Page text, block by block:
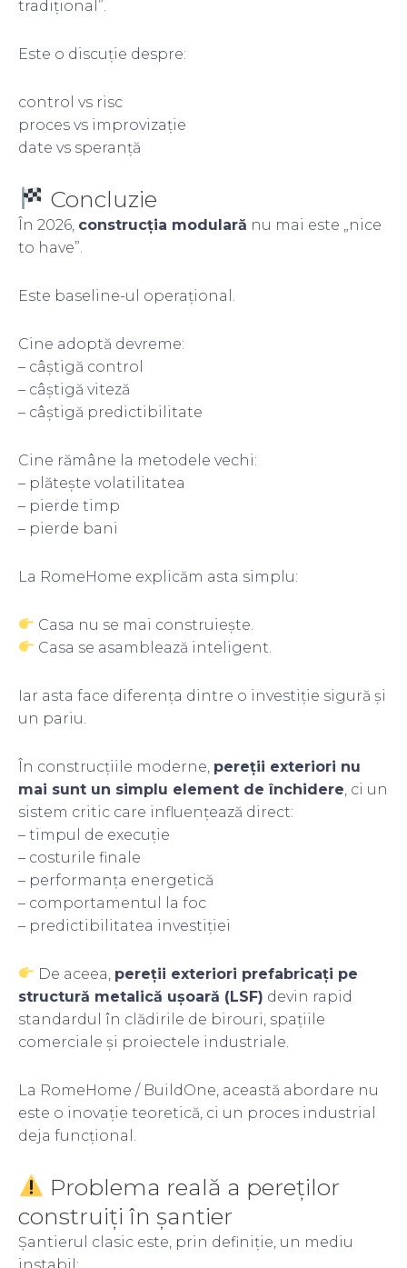
tradițional”.
Este o discuție despre:
control vs risc
proces vs improvizație
date vs speranță
Concluzie
În 2026, construcția modulară nu mai este „nice
to have”.
Este baseline-ul operațional.
Cine adoptă devreme:
– câștigă control
– câștigă viteză
– câștigă predictibilitate
Cine rămâne la metodele vechi:
– plătește volatilitatea
– pierde timp
– pierde bani
La RomeHome explicăm asta simplu:
Casa nu se mai construiește.
Casa se asamblează inteligent.
Iar asta face diferența dintre o investiție sigură și
un pariu.
În construcțiile moderne, pereții exteriori nu
mai sunt un simplu element de închidere , ci un
sistem critic care influențează direct:
– timpul de execuție
– costurile finale
– performanța energetică
– comportamentul la foc
– predictibilitatea investiției
De aceea, pereții exteriori prefabricați pe
structură metalică ușoară (LSF) devin rapid
standardul în clădirile de birouri, spațiile
comerciale și proiectele industriale.
La RomeHome / BuildOne, această abordare nu
este o inovație teoretică, ci un proces industrial
deja funcțional.
Problema reală a pereților
construiți în șantier
Șantierul clasic este, prin definiție, un mediu